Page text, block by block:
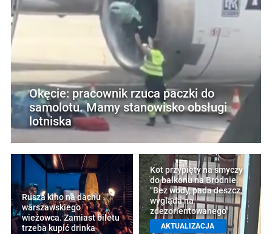
Okęcie: pracownik rzuca paczki do
samolotu. Mamy stanowisko obsługi
lotniska
Rusza kino na dachu
warszawskiego
wieżowca. Zamiast biletu
trzeba kupić drinka
Kot przypięty na smyczy
do balkonu na Bródnie.
"Bez wody, pada deszcz,
wygląda na
zdezorientowanego"
AKTUALIZACJA